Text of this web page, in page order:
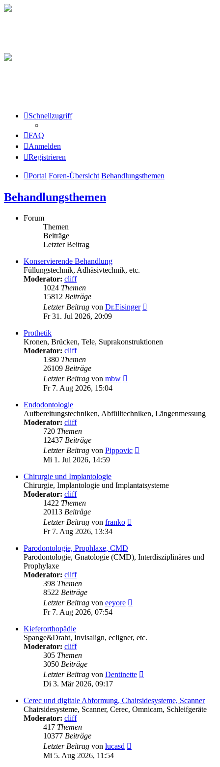
Schnellzugriff
FAQ
Anmelden
Registrieren
Portal Foren-Übersicht Behandlungsthemen
Behandlungsthemen
Forum
Themen
Beiträge
Letzter Beitrag
Konservierende Behandlung
Füllungstechnik, Adhäsivtechnik, etc.
Moderator: cliff
1024 Themen
15812 Beiträge
Letzter Beitrag von Dr.Eisinger
Fr 31. Jul 2026, 20:09
Prothetik
Kronen, Brücken, Tele, Suprakonstruktionen
Moderator: cliff
1380 Themen
26109 Beiträge
Letzter Beitrag von mbw
Fr 7. Aug 2026, 15:04
Endodontologie
Aufbereitungstechniken, Abfülltechniken, Längenmessung
Moderator: cliff
720 Themen
12437 Beiträge
Letzter Beitrag von Pippovic
Mi 1. Jul 2026, 14:59
Chirurgie und Implantologie
Chirurgie, Implantologie und Implantatsysteme
Moderator: cliff
1422 Themen
20113 Beiträge
Letzter Beitrag von franko
Fr 7. Aug 2026, 13:34
Parodontologie, Prophlaxe, CMD
Parodontologie, Gnatologie (CMD), Interdisziplinäres und
Prophylaxe
Moderator: cliff
398 Themen
8522 Beiträge
Letzter Beitrag von eeyore
Fr 7. Aug 2026, 07:54
Kieferorthopädie
Spange&Draht, Invisalign, ecligner, etc.
Moderator: cliff
305 Themen
3050 Beiträge
Letzter Beitrag von Dentinette
Di 3. Mär 2026, 09:17
Cerec und digitale Abformung, Chairsidesysteme, Scanner
Chairsidesysteme, Scanner, Cerec, Omnicam, Schleifgeräte
Moderator: cliff
417 Themen
10377 Beiträge
Letzter Beitrag von lucasd
Mi 5. Aug 2026, 11:54